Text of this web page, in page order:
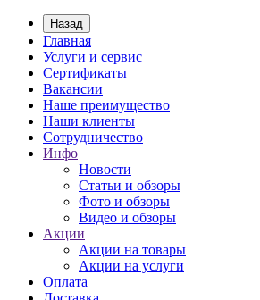
Назад
Главная
Услуги и сервис
Сертификаты
Вакансии
Наше преимущество
Наши клиенты
Сотрудничество
Инфо
Новости
Статьи и обзоры
Фото и обзоры
Видео и обзоры
Акции
Акции на товары
Акции на услуги
Оплата